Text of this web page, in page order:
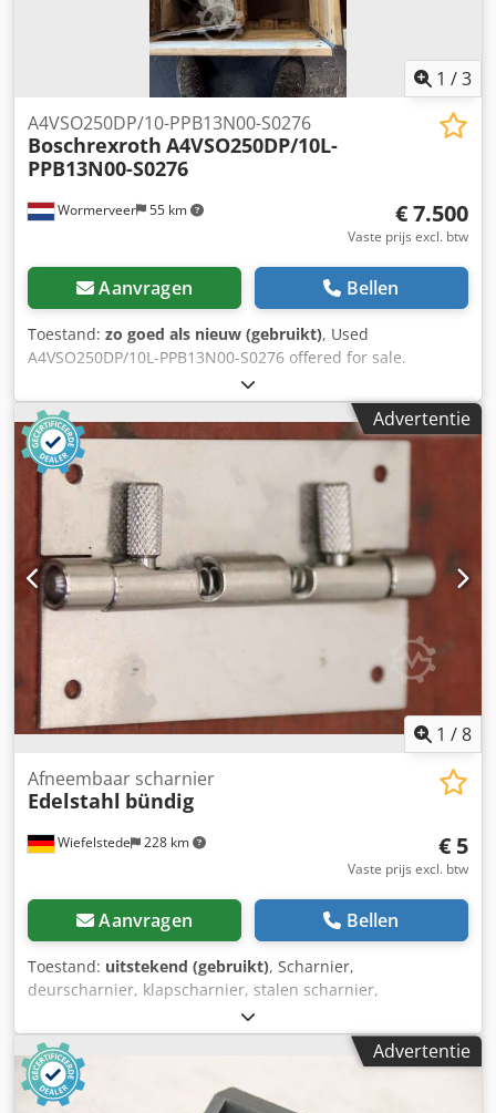
1 /3
Wormerveer 55 km
A4VSO250DP/10-PPB13N00-S0276
Boschrexroth A4VSO250DP/10L-
PPB13N00-S0276
€ 7.500
Vaste prijs excl. btw
Aanvragen Bellen
Toestand: zo goed als nieuw (gebruikt), Used
A4VSO250DP/10L-PPB13N00-S0276 offered for sale.
Chsdpfezqc T Sjx Ahasa The pump has been completely
overhauled with new bearings, plunger block, and pistons.
If desired, the pump can be inspected on our test bench
with a certificate.
Advertentie
1 /8
Wiefelstede 228 km
Afneembaar scharnier
Edelstahl bündig
€ 5
Vaste prijs excl. btw
Aanvragen Bellen
Toestand: uitstekend (gebruikt), Scharnier,
deurscharnier, klapscharnier, stalen scharnier,
uitneembaar scharnier -Scharnier: inwendig scharnier,
uitneembaar -Type: 2-delig, 75 x 50/25 mm, vlak Chsdpfx
Asuh H E Ejhaja -Materiaal: roestvrij staal -Aantal: 148
stuks op voorraad -Prijs: per stuk, minimale afname 4 stuks
-Afmetingen: 75/30/H10 mm -Gewicht: 0,1 kg/stuk
Advertentie